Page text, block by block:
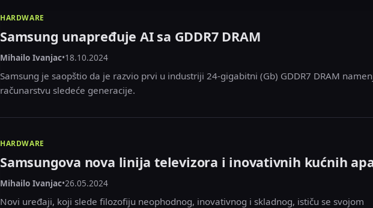
HARDWARE
Samsung unapređuje AI sa GDDR7 DRAM
Mihailo Ivanjac•18.10.2024
Samsung je saopštio da je razvio prvi u industriji 24-gigabitni (Gb) GDDR7 DRAM
računarstvu sledeće generacije.
HARDWARE
Samsungova nova linija televizora i inovativnih kućnih
Mihailo Ivanjac•26.05.2024
Novi uređaji, koji slede filozofiju neophodnog, inovativnog i skladnog, ističu se svojom